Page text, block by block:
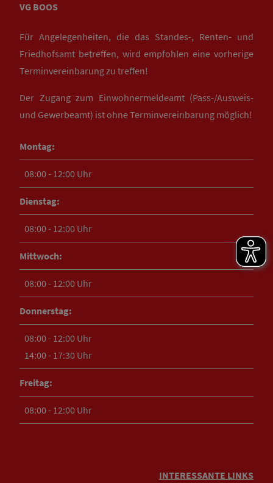
VG BOOS
Für Angelegenheiten, die das Standes-, Renten- und
Friedhofsamt betreffen, wird empfohlen eine vorherige
Terminvereinbarung zu treffen!
Der Zugang zum Einwohnermeldeamt (Pass-/Ausweis-
und Gewerbeamt) ist ohne Terminvereinbarung möglich!
Montag:
08:00 - 12:00 Uhr
Dienstag:
08:00 - 12:00 Uhr
Mittwoch:
08:00 - 12:00 Uhr
Donnerstag:
08:00 - 12:00 Uhr
14:00 - 17:30 Uhr
Freitag:
08:00 - 12:00 Uhr
INTERESSANTE LINKS